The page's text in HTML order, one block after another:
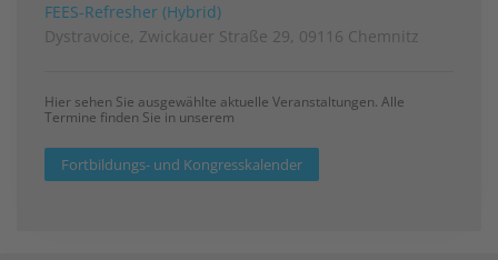
FEES-Refresher (Hybrid)
Dystravoice, Zwickauer Straße 29, 09116 Chemnitz
Hier sehen Sie ausgewählte aktuelle Veranstaltungen. Alle
Termine finden Sie in unserem
Fortbildungs- und Kongresskalender